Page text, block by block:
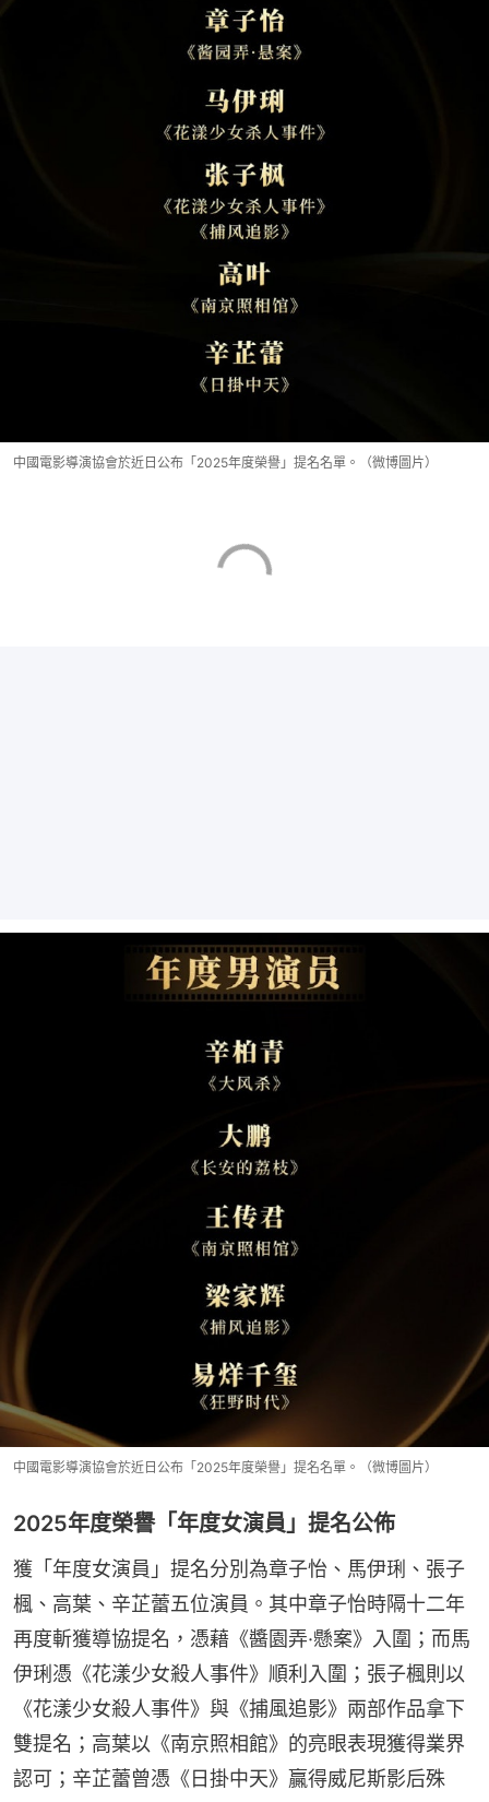
中國電影導演協會於近日公布「2025年度榮譽」提名名單。（微博圖片）
中國電影導演協會於近日公布「2025年度榮譽」提名名單。（微博圖片）
2025年度榮譽「年度女演員」提名公佈
獲「年度女演員」提名分別為章子怡、馬伊琍、張子
楓、高葉、辛芷蕾五位演員。其中章子怡時隔十二年
再度斬獲導協提名，憑藉《醬園弄·懸案》入圍；而馬
伊琍憑《花漾少女殺人事件》順利入圍；張子楓則以
《花漾少女殺人事件》與《捕風追影》兩部作品拿下
雙提名；高葉以《南京照相館》的亮眼表現獲得業界
認可；辛芷蕾曾憑《日掛中天》贏得威尼斯影后殊